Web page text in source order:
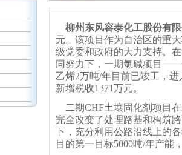
柳州东风容泰化工股份有
元。该项目作为自治区的重
级党委和政府的大力支持。
同努力下，一期氯碱项目
乙烯2万吨/年目前已竣工，
新增税收1371万元。
二期CHF土壤固化剂项目在
完全改变了处理路基和构筑
下，充分利用公路沿线上的
目的第一目标5000吨/年产能